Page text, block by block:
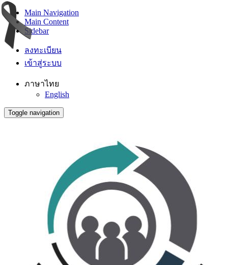
Main Navigation
Main Content
Sidebar
ลงทะเบียน
เข้าสู่ระบบ
ภาษาไทย
English
Toggle navigation